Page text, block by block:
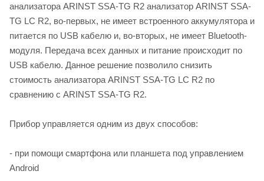
анализатора ARINST SSA-TG R2 анализатор ARINST SSA-
TG LC R2, во-первых, не имеет встроенного аккумулятора и
питается по USB кабелю и, во-вторых, не имеет Bluetooth-
модуля. Передача всех данных и питание происходит по
USB кабелю. Данное решение позволило снизить
стоимость анализатора ARINST SSA-TG LC R2 по
сравнению с ARINST SSA-TG R2.
Прибор управляется одним из двух способов:
- при помощи смартфона или планшета под управлением
Android